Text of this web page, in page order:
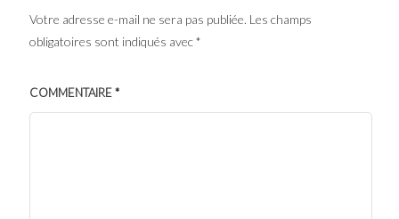
Votre adresse e-mail ne sera pas publiée. Les champs
obligatoires sont indiqués avec*
COMMENTAIRE*